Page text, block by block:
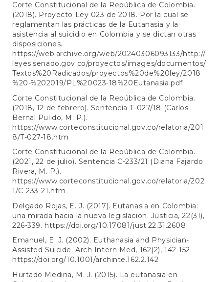
Corte Constitucional de la República de Colombia.
(2018). Proyecto Ley 023 de 2018. Por la cual se
reglamentan las prácticas de la Eutanasia y la
asistencia al suicidio en Colombia y se dictan otras
disposiciones.
https://web.archive.org/web/20240306093133/http://
leyes.senado.gov.co/proyectos/images/documentos/
Textos%20Radicados/proyectos%20de%20ley/2018
%20-%202019/PL%20023-18%20Eutanasia.pdf
Corte Constitucional de la República de Colombia.
(2018, 12 de febrero). Sentencia T-027/18 (Carlos
Bernal Pulido, M. P.).
https://www.corteconstitucional.gov.co/relatoria/201
8/T-027-18.htm
Corte Constitucional de la República de Colombia.
(2021, 22 de julio). Sentencia C-233/21 (Diana Fajardo
Rivera, M. P.).
https://www.corteconstitucional.gov.co/relatoria/202
1/C-233-21.htm
Delgado Rojas, E. J. (2017). Eutanasia en Colombia:
una mirada hacia la nueva legislación. Justicia, 22(31),
226-339. https://doi.org/10.17081/just.22.31.2608
Emanuel, E. J. (2002). Euthanasia and Physician-
Assisted Suicide. Arch Intern Med, 162(2), 142-152.
https://doi.org/10.1001/archinte.162.2.142
Hurtado Medina, M. J. (2015). La eutanasia en